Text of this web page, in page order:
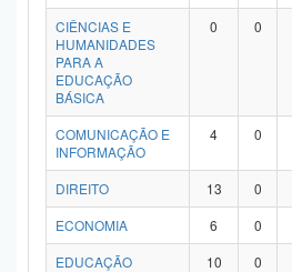
CIÊNCIAS E
HUMANIDADES
PARA A
EDUCAÇÃO
BÁSICA
0 0
COMUNICAÇÃO E
INFORMAÇÃO
4 0
DIREITO 13 0
ECONOMIA
6 0
EDUCAÇÃO
10 0